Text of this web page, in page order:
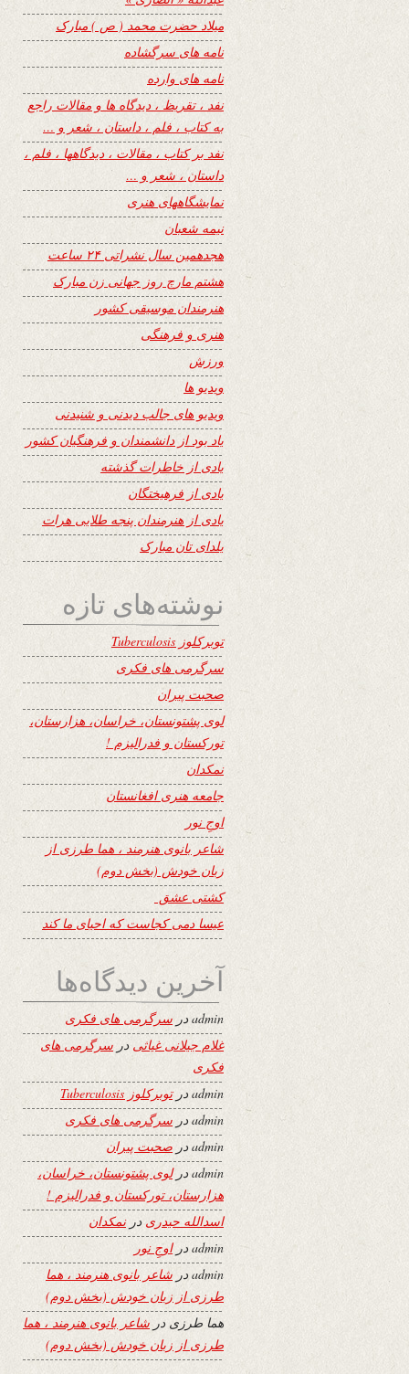
میلاد حضرت محمد ( ص ) مبارک
نامه های سرگشاده
نامه های وارده
نفد ، تقریظ ، دیدگاه ها و مقالات راجع
به کتاب ، فلم ، داستان ، شعر و …
نفد بر کتاب ، مقالات ، دیدگاهها ، فلم ،
داستان ، شعر و …
نمایشگاههای هنری
نیمه شعبان
هجدهمین سال نشراتی ۲۴ ساعت
هشتم مارچ روز جهانی زن مبارک
هنرمندان موسیقی کشور
هنری و فرهنگی
ورزش
ویدیو ها
ویدیو های جالب دیدنی و شنیدنی
یاد بود از دانشمندان و فرهنگیان کشور
یادی از خاطرات گذشته
یادی از فرهیختگان
یادی از هنرمندان پنجه طلایی هرات
یلدای تان مبارک
نوشته‌های تازه
توبرکلوز Tuberculosis
سرگرمی های فکری
صحبت پیران
لوی پشتونستان، خراسان، هزارستان،
تورکستان و فدرالیزم !
نمکدان
جامعه هنری افغانستان
اوجِ نور
شاعر بانوی هنرمند ، هما طرزی از
زبان خودش (بخش دوم)
کشتی عشق
عیسا دمی کجاست که احیای ما کند
آخرین دیدگاه‌ها
adminدر سرگرمی های فکری
غلام جیلانی غیاثی در سرگرمی های
فکری
adminدرتوبرکلوز Tuberculosis
adminدر سرگرمی های فکری
adminدر صحبت پیران
adminدرلوی پشتونستان، خراسان،
هزارستان، تورکستان و فدرالیزم !
اسدالله حیدری درنمکدان
adminدراوجِ نور
adminدر شاعر بانوی هنرمند ، هما
طرزی از زبان خودش (بخش دوم)
هما طرزی در شاعر بانوی هنرمند ، هما
طرزی از زبان خودش (بخش دوم)